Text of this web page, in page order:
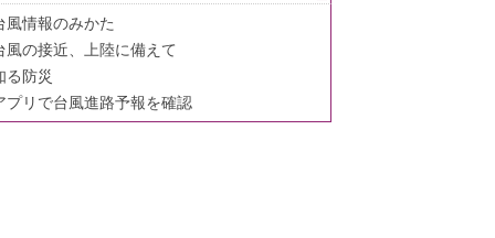
風情報のみかた
風の接近、上陸に備えて
る防災
プリで台風進路予報を確認